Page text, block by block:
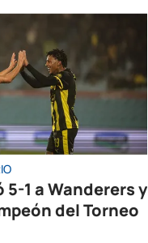
1 a Wanderers y
del Torneo